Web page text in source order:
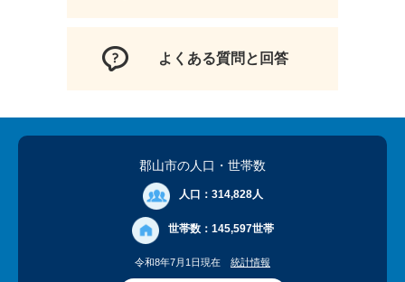
よくある質問と回答
郡山市の人口 ・世帯数
人口： 314,828人
世帯数： 145,597世帯
令和8年7月1日現在 統計情報